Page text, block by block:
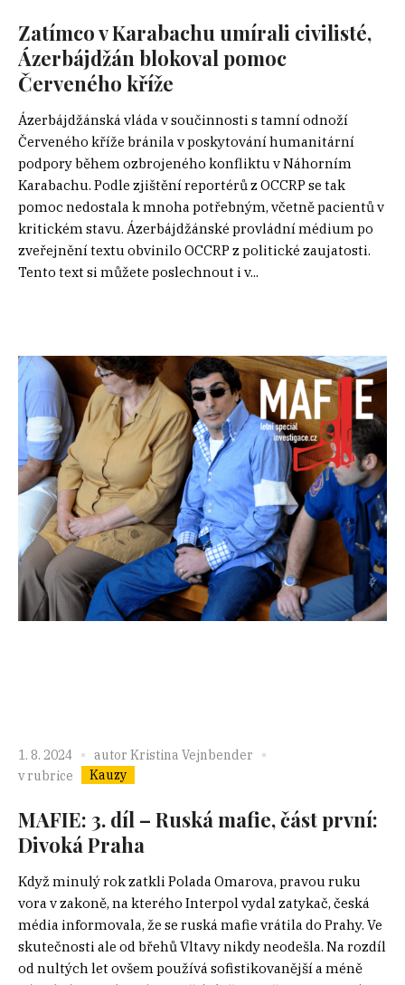
Zatímco v Karabachu umírali civilisté,
Ázerbájdžán blokoval pomoc
Červeného kříže
Ázerbájdžánská vláda v součinnosti s tamní odnoží
Červeného kříže bránila v poskytování humanitární
podpory během ozbrojeného konfliktu v Náhorním
Karabachu. Podle zjištění reportérů z OCCRP se tak
pomoc nedostala k mnoha potřebným, včetně pacientů v
kritickém stavu. Ázerbájdžánské provládní médium po
zveřejnění textu obvinilo OCCRP z politické zaujatosti.
Tento text si můžete poslechnout i v...
1. 8. 2024 autor Kristina Vejnbender
v rubrice
Kauzy
MAFIE: 3. díl – Ruská mafie, část první:
Divoká Praha
Když minulý rok zatkli Polada Omarova, pravou ruku
vora v zakoně, na kterého Interpol vydal zatykač, česká
média informovala, že se ruská mafie vrátila do Prahy. Ve
skutečnosti ale od břehů Vltavy nikdy neodešla. Na rozdíl
od nultých let ovšem používá sofistikovanější a méně